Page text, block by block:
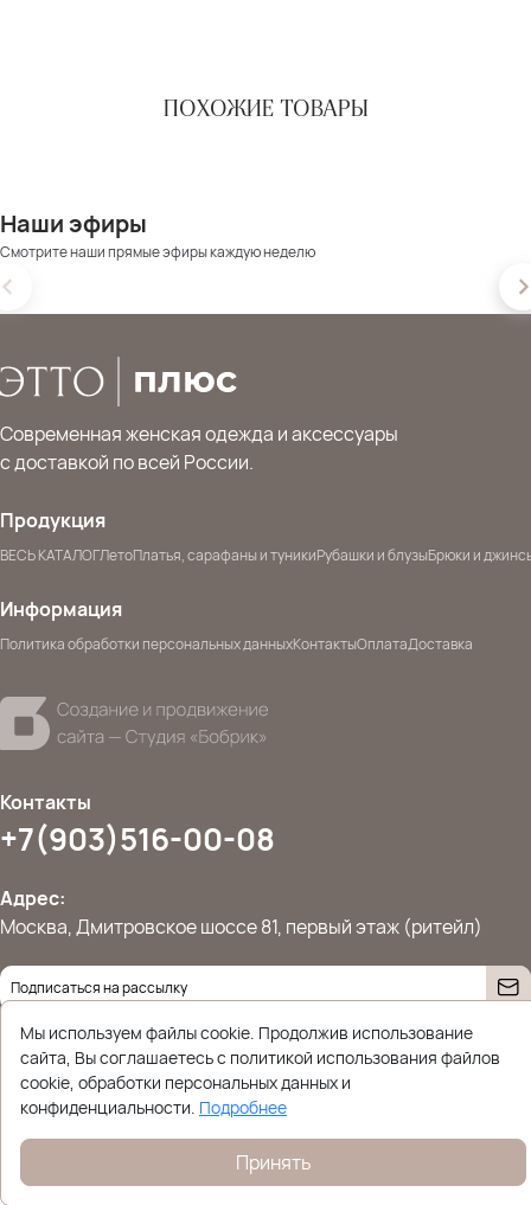
ПОХОЖИЕ ТОВАРЫ
Наши эфиры
Смотрите наши прямые эфиры каждую неделю
Современная женская одежда и аксессуары
с доставкой по всей России.
Продукция
ВЕСЬ КАТАЛОГЛетоПлатья, сарафаны и туникиРубашки и блузыБрюки и
Информация
Политика обработки персональных данныхКонтактыОплатаДоставка
Контакты
+7(903)516-00-08
Адрес:
Москва, Дмитровское шоссе 81, первый этаж (ритейл)
© 2026 Ettoplus.ru — Все права защищены.
Политика конфиденциальности
Мы используем файлы cookie. Продолжив использование
сайта, Вы соглашаетесь с политикой использования файлов
cookie, обработки персональных данных и
конфиденциальности. Подробнее
Принять